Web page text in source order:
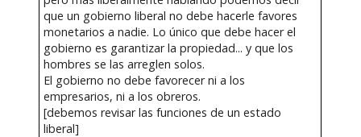
que un gobierno liberal no debe hacerle favores
monetarios a nadie. Lo único que debe hacer el
gobierno es garantizar la propiedad... y que los
hombres se las arreglen solos.
El gobierno no debe favorecer ni a los
empresarios, ni a los obreros.
[debemos revisar las funciones de un estado
liberal]